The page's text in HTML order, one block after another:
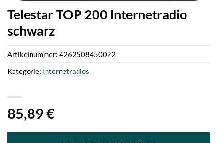
Telestar TOP 200 Internetradio
schwarz
85,89 €
Artikelnummer: 4262508450022
Kategorie: Internetradios